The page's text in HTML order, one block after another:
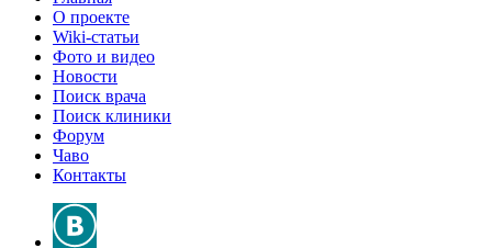
О проекте
Wiki-статьи
Фото и видео
Новости
Поиск врача
Поиск клиники
Форум
Чаво
Контакты